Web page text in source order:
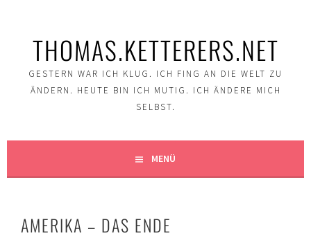
THOMAS.KETTERERS.NET
GESTERN WAR ICH KLUG. ICH FING AN DIE WELT ZU
ÄNDERN. HEUTE BIN ICH MUTIG. ICH ÄNDERE MICH
SELBST.
MENÜ
AMERIKA – DAS ENDE